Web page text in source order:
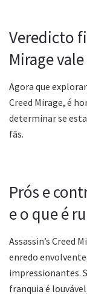
Veredicto
Mirage
Agora que
Creed Mirage, é
determinar se
fãs.
Prós e
e o que é
Assassin’s Creed
enredo
impressionantes.
franquia é